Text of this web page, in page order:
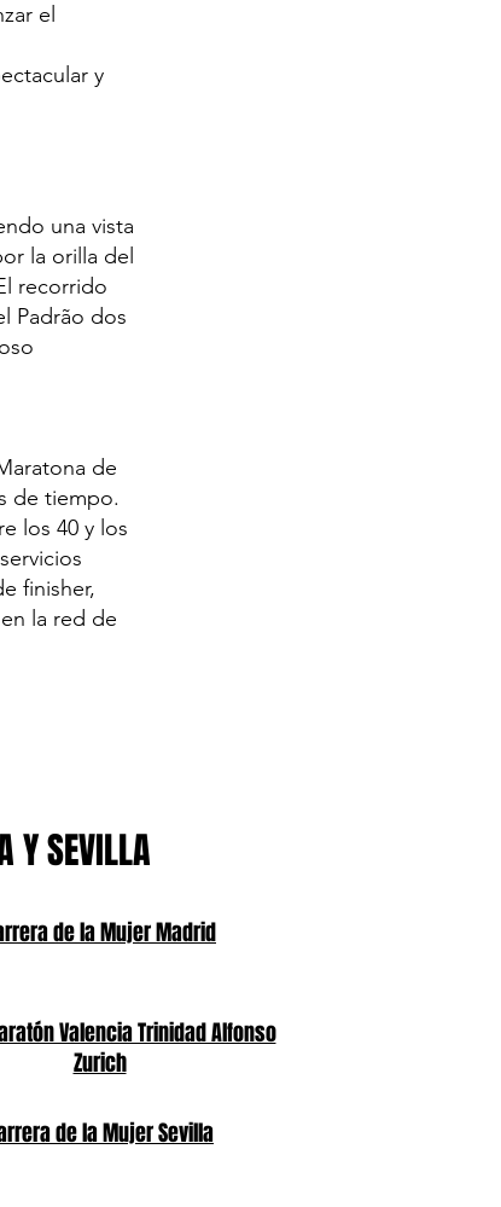
el
y
una vista
la orilla del
recorrido
Padrão dos
de
de tiempo.
los 40 y los
finisher,
la red de
Y SEVILLA
de la Mujer Madrid
Valencia Trinidad Alfonso
Zurich
de la Mujer Sevilla